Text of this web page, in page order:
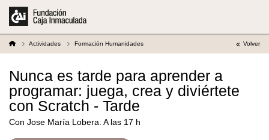
Actividades Formación Humanidades Volver
Nunca es tarde para aprender a
programar: juega, crea y diviértete
con Scratch - Tarde
Con Jose María Lobera. A las 17 h